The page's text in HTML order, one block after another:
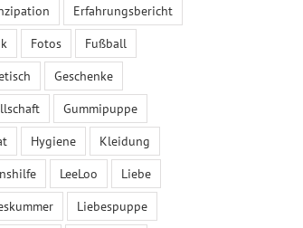
Erfahrungsbericht
Fotos
Fußball
Geschenke
Gummipuppe
Hygiene
Kleidung
LeeLoo
Liebe
Liebespuppe